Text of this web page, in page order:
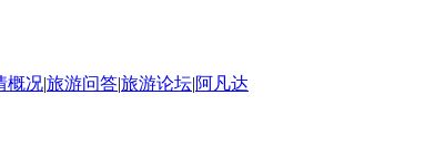
概况|旅游问答|旅游论坛|阿凡达